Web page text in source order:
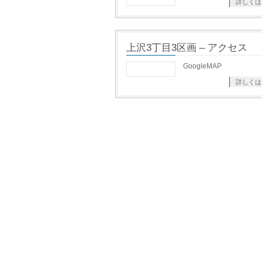
詳しく
上沢3丁目3区画 – アクセス
GoogleMAP
詳しく